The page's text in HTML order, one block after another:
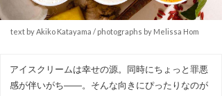
text by Akiko Katayama / photographs by Melissa Hom
アイスクリームは幸せの源。同時にちょっと罪悪
感が伴いがち――。そんな向きにぴったりなのが